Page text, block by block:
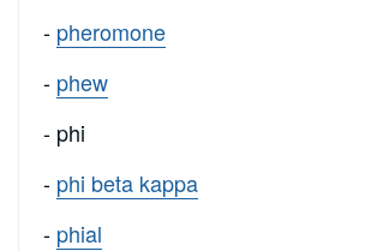
- pheromone
- phew
- phi
- phi beta kappa
- phial